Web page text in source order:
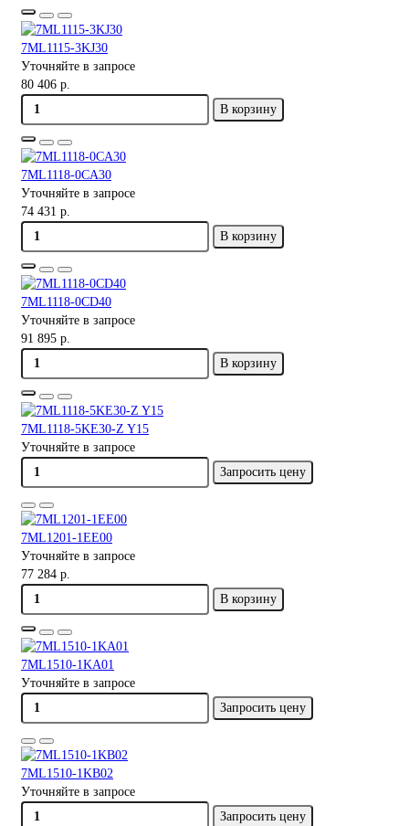
7ML1115-3KJ30
Уточняйте в запросе
80 406 р.
В корзину
7ML1118-0CA30
Уточняйте в запросе
74 431 р.
В корзину
7ML1118-0CD40
Уточняйте в запросе
91 895 р.
В корзину
7ML1118-5KE30-Z Y15
Уточняйте в запросе
Запросить цену
7ML1201-1EE00
Уточняйте в запросе
77 284 р.
В корзину
7ML1510-1KA01
Уточняйте в запросе
Запросить цену
7ML1510-1KB02
Уточняйте в запросе
Запросить цену